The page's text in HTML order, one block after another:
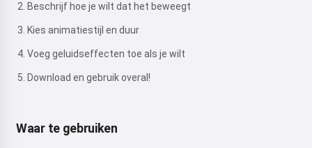
Beschrijf hoe je wilt dat het beweegt
Kies animatiestijl en duur
Voeg geluidseffecten toe als je wilt
Download en gebruik overal!
Waar te gebruiken